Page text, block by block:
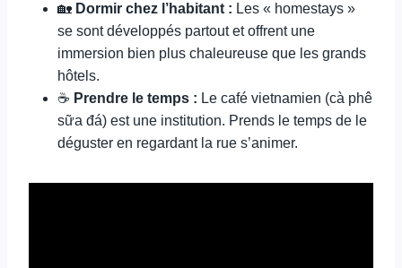
🏡 Dormir chez l’habitant : Les « homestays »
se sont développés partout et offrent une
immersion bien plus chaleureuse que les grands
hôtels.
☕ Prendre le temps : Le café vietnamien (cà phê
sữa đá) est une institution. Prends le temps de le
déguster en regardant la rue s’animer.